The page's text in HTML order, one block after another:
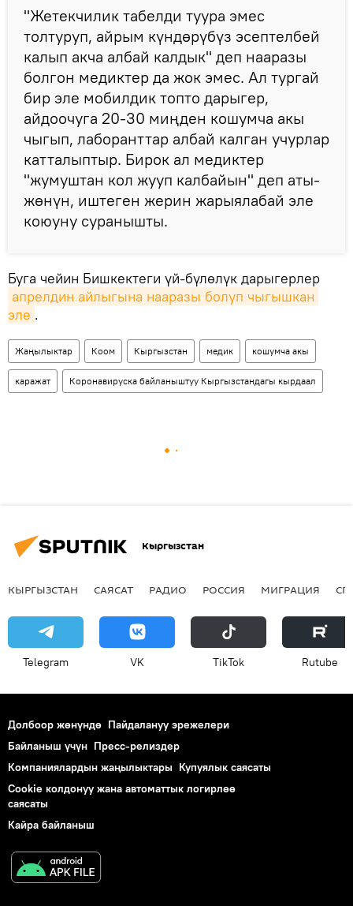
"Жетекчилик табелди туура эмес
толтуруп, айрым күндөрүбүз эсептелбей
калып акча албай калдык" деп нааразы
болгон медиктер да жок эмес. Ал тургай
бир эле мобилдик топто дарыгер,
айдоочуга 20-30 миңден кошумча акы
чыгып, лаборанттар албай калган учурлар
катталыптыр. Бирок ал медиктер
"жумуштан кол жууп калбайын" деп аты-
жөнүн, иштеген жерин жарыялабай эле
коюуну суранышты.
Буга чейин Бишкектеги үй-бүлөлүк дарыгерлер
апрелдин айлыгына нааразы болуп чыгышкан
эле .
Жаңылыктар Коом Кыргызстан медик кошумча акы
каражат Коронавируска байланыштуу Кыргызстандагы кырдаал
Кыргызстан
КЫРГЫЗСТАН САЯСАТ РАДИО РОССИЯ МИГРАЦИЯ
Telegram VK ТikТоk Rutube
Долбоор жөнүндө Пайдалануу эрежелери
Байланыш үчүн Пресс-релиздер
Компаниялардын жаңылыктары Купуялык саясаты
Cookie колдонуу жана автоматтык логирлөө
саясаты
Кайра байланыш